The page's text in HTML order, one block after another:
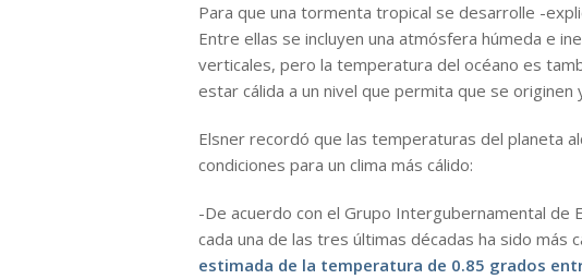
Para que una tormenta tropical se desarrolle -
Entre ellas se incluyen una atmósfera húmeda e
verticales, pero la temperatura del océano es
estar cálida a un nivel que permita que se
Elsner recordó que las temperaturas del planeta
condiciones para un clima más cálido:
-De acuerdo con el Grupo Intergubernamental de
cada una de las tres últimas décadas ha sido más
estimada de la temperatura de 0.85 grados